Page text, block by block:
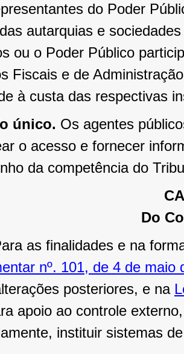
do Poder
autarquias e
ou o Poder Público
Fiscais e de
à custa das respectivas
único. Os agentes
o acesso e fornecer
da competência do
Do
as finalidades e na
nº. 101, de 4 de maio
posteriores, e na
apoio ao controle
instituir sistemas